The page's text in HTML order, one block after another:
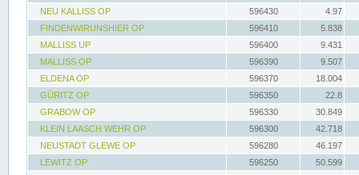
NEU KALLISS OP
596430
4.97
FINDENWIRUNSHIER OP
596410
5.838
MALLISS UP
596400
9.431
MALLISS OP
596390
9.507
ELDENA OP
596370
18.004
GÜRITZ OP
596350
22.8
GRABOW OP
596330
30.849
KLEIN LAASCH WEHR OP
596300
42.718
NEUSTADT GLEWE OP
596280
46.197
LEWITZ OP
596250
50.599